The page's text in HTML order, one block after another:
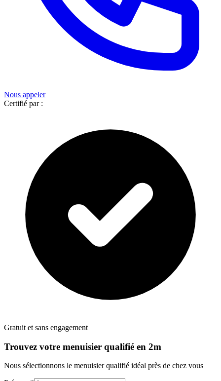
Nous appeler
Certifié par :
Gratuit et sans engagement
Trouvez votre menuisier qualifié en 2m
Nous sélectionnons le menuisierqualifié idéal près de chez vous